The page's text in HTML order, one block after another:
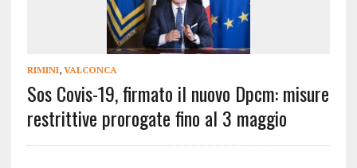
RIMINI, VALCONCA
Sos Covis-19, firmato il nuovo Dpcm: misure
restrittive prorogate fino al 3 maggio